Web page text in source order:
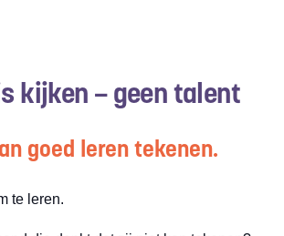
kijken – geen talent
goed leren tekenen.
te leren.